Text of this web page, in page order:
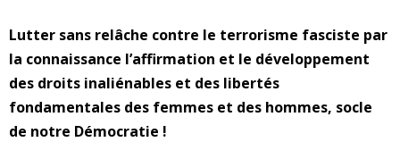
Lutter sans relâche contre le terrorisme fasciste par
la connaissance l’affirmation et le développement
des droits inaliénables et des libertés
fondamentales des femmes et des hommes, socle
de notre Démocratie !